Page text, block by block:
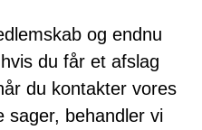
og endnu
du får et afslag
du kontakter vores
sager, behandler vi